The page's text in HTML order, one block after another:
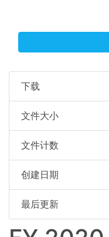
下载
文件大小
文件计数
创建日期
最后更新